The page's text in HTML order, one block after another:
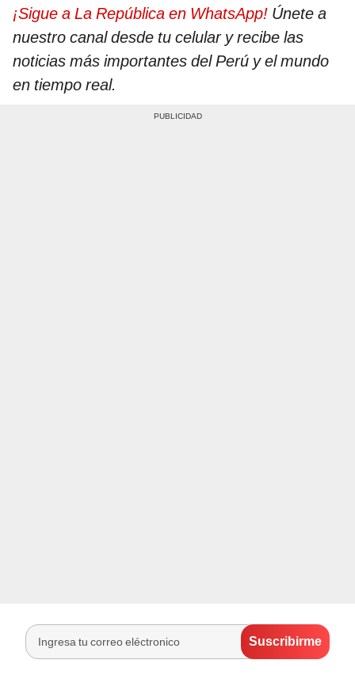
¡Sigue a La República en WhatsApp! Únete a
nuestro canal desde tu celular y recibe las
noticias más importantes del Perú y el mundo
en tiempo real.